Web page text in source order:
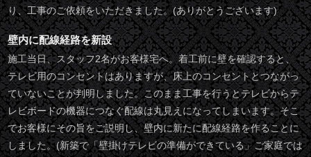
り、工事のご依頼をいただきました。(ありがとうございます)
壁内に配線経路を新設
施工当日、スタッフ2名がお客様宅へ。着工前に壁を確認すると、
テレビ用のコンセントはありますが、床上のコンセントとつながっ
ていないことが判明しました。このまま工事を行うとテレビからテ
レビボードの機器につなぐ配線は丸見えになってしまいます。そこ
でお客様にその旨をご説明し、壁内に新たに配線経路を作ることに
しました。(新築で「壁掛けテレビの準備ができている」ご家庭では